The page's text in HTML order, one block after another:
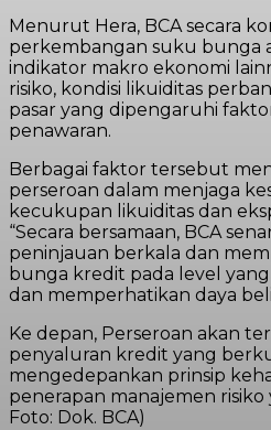
Menurut Hera, BCA secara
perkembangan suku bunga
indikator makro ekonomi
risiko, kondisi likuiditas
pasar yang dipengaruhi
penawaran.
Berbagai faktor tersebut
perseroan dalam menjaga
kecukupan likuiditas dan
“Secara bersamaan, BCA
peninjauan berkala dan
bunga kredit pada level
dan memperhatikan daya beli
Ke depan, Perseroan akan
penyaluran kredit yang
mengedepankan prinsip
penerapan manajemen risiko
Foto: Dok. BCA)